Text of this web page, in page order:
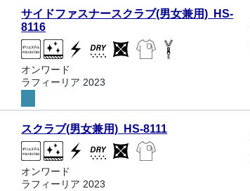
サイドファスナースクラブ(男女兼用) HS-
8116
オンワード
ラフィーリア 2023
スクラブ(男女兼用) HS-8111
オンワード
ラフィーリア 2023